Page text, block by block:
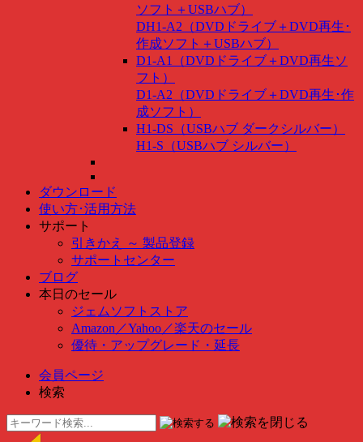
ソフト＋USBハブ）
DH1-A2（DVDドライブ＋DVD再生･
作成ソフト＋USBハブ）
D1-A1（DVDドライブ＋DVD再生ソ
フト）
D1-A2（DVDドライブ＋DVD再生･作
成ソフト）
H1-DS（USBハブ ダークシルバー）
H1-S（USBハブ シルバー）
ダウンロード
使い方･活用方法
サポート
引きかえ ～ 製品登録
サポートセンター
ブログ
本日のセール
ジェムソフトストア
Amazon ／Yahoo ／楽天のセール
優待・アップグレード・延長
会員ページ
検索